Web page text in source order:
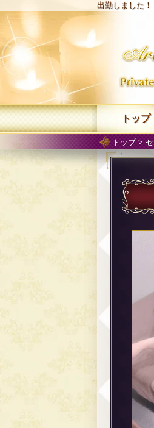
出勤しました！
トップ>
トップ